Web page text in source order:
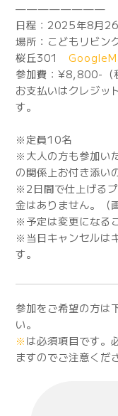
————————
日程：2025年8月
場所：こどもリビ
桜丘301
参加費：¥8,800-（
お支払いはクレジッ
す。
※定員10名
※大人の方も参加い
の関係上お付き添い
※2日間で仕上げる
金はありません。（
※予定は変更になる
※当日キャンセルは
す。
参加をご希望の方は
い。
※は必須項目です。
ますのでご注意くだ